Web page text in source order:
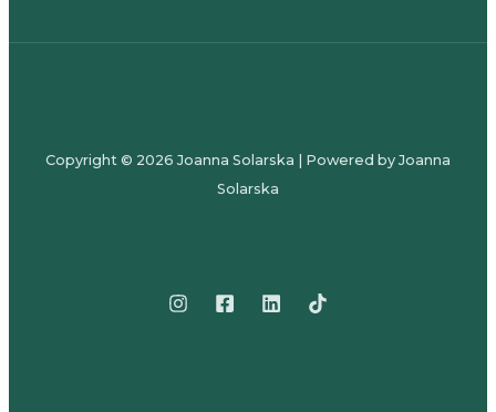
Copyright © 2026 Joanna Solarska | Powered by Joanna
Solarska